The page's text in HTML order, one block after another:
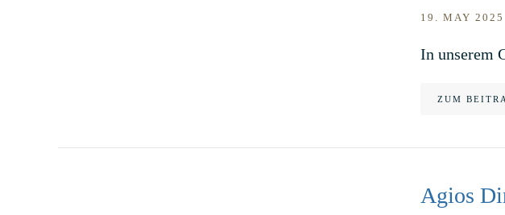
19. MAY 2025
In unserem
ZUM
Agios